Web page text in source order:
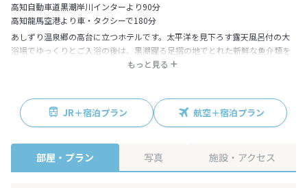
高知自動車道黒潮岸川インターより90分
高知龍馬空港より車・タクシーで180分
もっと見る
あしずり温泉郷の高台に立つホテルです。太平洋を見下ろす露天風呂付の大
浴場でゆっくりとご入浴の後は、黒潮躍る足摺の地でとれた新鮮な魚介類を
ふんだんに盛り込んだ料理でおもてなし致します。中でも、当館オリジナル
した多くの観光スポットが点在しています。
JR＋宿泊プラン 航空＋宿泊プラン
部屋・プラン 写真 施設・アクセス